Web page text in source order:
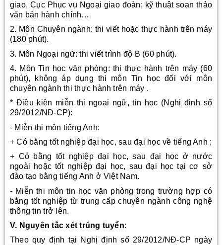
giao, Cục Phục vụ Ngoại giao đoàn; kỹ thuật soạn thảo
văn bản hành chính…
2. Môn Chuyên ngành: thi viết hoặc thực hành trên máy
(180 phút).
3. Môn Ngoại ngữ: thi viết trình độ B (60 phút).
4. Môn Tin học văn phòng: thi thực hành trên máy (60
phút), không áp dụng thi môn Tin học đối với môn
chuyên ngành thi thực hành trên máy .
* Điều kiện miễn thi ngoại ngữ, tin học (Nghị định số
29/2012/NĐ-CP):
- Miễn thi môn tiếng Anh:
+ Có bằng tốt nghiệp đại học, sau đại học về tiếng Anh ;
+ Có bằng tốt nghiệp đại học, sau đại học ở nước
ngoài hoặc tốt nghiệp đại học, sau đại học tại cơ sở
đào tạo bằng tiếng Anh ở Việt Nam.
- Miễn thi môn tin học văn phòng trong trường hợp có
bằng tốt nghiệp từ trung cấp chuyên ngành công nghệ
thông tin trở lên.
V. Nguyên tắc xét trúng tuyển:
Theo quy định tại Nghị định số 29/2012/NĐ-CP ngày